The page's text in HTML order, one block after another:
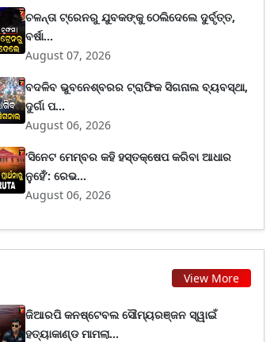
ଚଳନ୍ତା ଟ୍ରେନରୁ ଯୁବକଙ୍କୁ ଠେଲିଦେଲେ ଦୁର୍ବୃତ୍ତ,
ବର୍ଷା...
August 07, 2026
ବଦଳିବ ଭୁବନେଶ୍ବରର ଟ୍ରାଫିକ ସିଗନାଲ ବ୍ୟବସ୍ଥା,
ଦୁର୍ଗା ପ...
August 06, 2026
‘ସିନେଟ ମେମ୍ବର କହି ହସ୍ତକ୍ଷେପ କରିବା ଆଧାର
ନୁହେଁ’: ରେଭ...
August 06, 2026
View More
ଜିଆରପି କନଷ୍ଟେବଲ ସୌମ୍ୟରଞ୍ଜନ ସ୍ୱାଇଁ
ହତ୍ୟାକାଣ୍ଡ ମାମଲା...